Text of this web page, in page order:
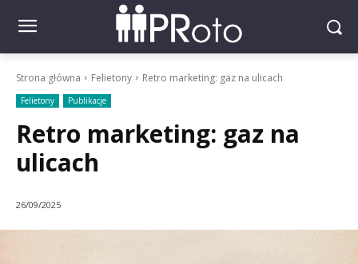
Strona główna Felietony Retro marketing: gaz na ulicach
Felietony Publikacje
Retro marketing: gaz na
ulicach
26/09/2025